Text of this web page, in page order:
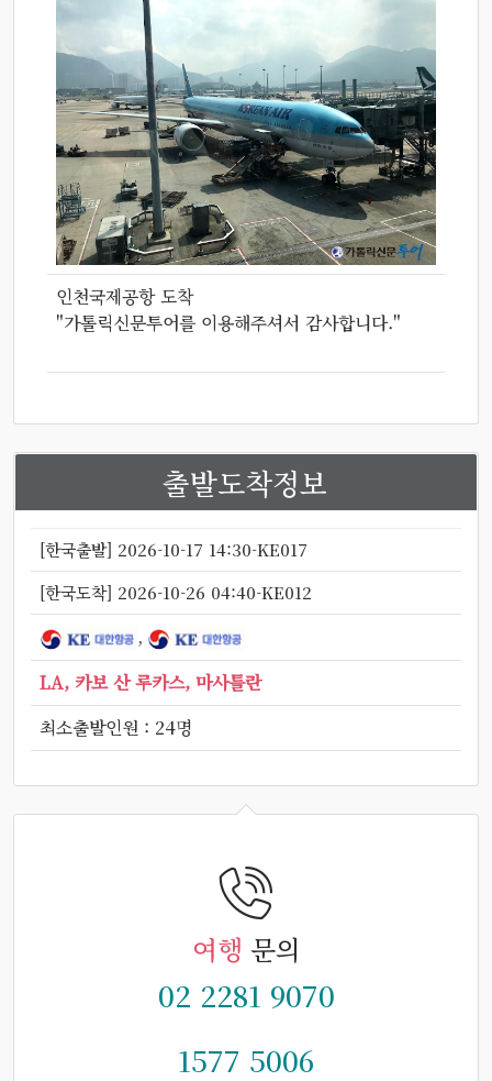
인천국제공항 도착
"가톨릭신문투어를 이용해주셔서 감사합니다."
출발도착정보
[한국출발] 2026-10-17 14:30-KE017
[한국도착] 2026-10-26 04:40-KE012
,
LA, 카보 산 루카스, 마사틀란
최소출발인원 : 24명
여행 문의
02 2281 9070
1577 5006